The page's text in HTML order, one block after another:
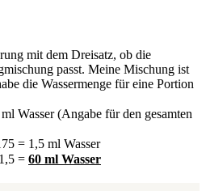
mit dem Dreisatz, ob die
passt. Meine Mischung ist
die Wassermenge für eine Portion
Wasser (Angabe für den gesamten
= 1,5 ml Wasser
= 60 ml Wasser